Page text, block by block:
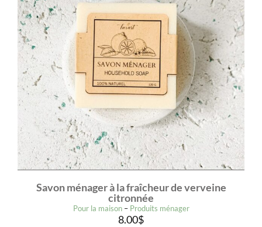
Savon ménager à la fraîcheur de verveine
citronnée
Pour la maison– Produits ménager
8.00$